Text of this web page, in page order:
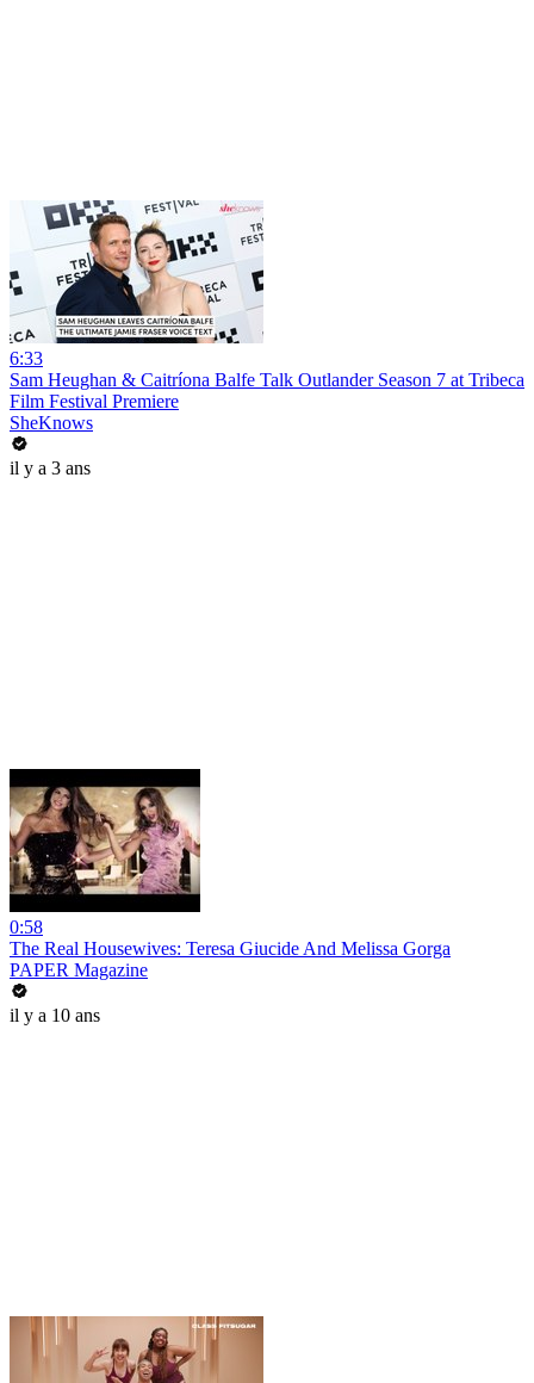
6:33
Sam Heughan & Caitríona Balfe Talk Outlander Season 7 at Tribeca
Film Festival Premiere
SheKnows
il y a 3 ans
0:58
The Real Housewives: Teresa Giucide And Melissa Gorga
PAPER Magazine
il y a 10 ans